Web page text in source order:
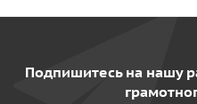
Подпишитесь на нашу